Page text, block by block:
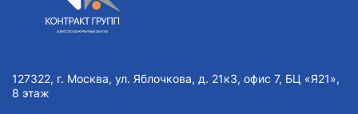
127322, г. Москва, ул. Яблочкова, д. 21к3, офис 7, БЦ «Я21»,
8 этаж